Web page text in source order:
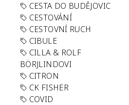
CESTA DO BUDĚJOVIC
CESTOVÁNÍ
CESTOVNÍ RUCH
CIBULE
CILLA & ROLF
BÖRJLINDOVI
CITRON
CK FISHER
COVID